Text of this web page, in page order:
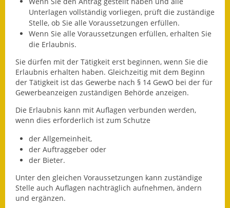
Gemeinderat
Sitzungsberichte 2015
Sitzungsberichte 2016
Sitzungsberichte 2017
Sitzungsberichte 2018
Gemeindeverwaltung
Haushalt & Finanzen
Unterlagen vollständig vorliegen, prüft die zuständige
Stelle, ob Sie alle Voraussetzungen erfüllen.
Wenn Sie alle Voraussetzungen erfüllen, erhalten Sie
die Erlaubnis.
Sie dürfen mit der Tätigkeit erst beginnen, wenn Sie die
Erlaubnis erhalten haben. Gleichzeitig mit dem Beginn
der Tätigkeit ist das Gewerbe nach § 14 GewO bei der für
Gewerbeanzeigen zuständigen Behörde anzeigen.
Die Erlaubnis kann mit Auflagen verbunden werden,
wenn dies erforderlich ist zum Schutze
der Allgemeinheit,
der Auftraggeber oder
der Bieter.
Unter den gleichen Voraussetzungen kann zuständige
Stelle auch Auflagen nachträglich aufnehmen, ändern
und ergänzen.